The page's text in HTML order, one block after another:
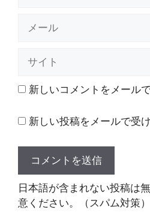
ト 新しいコメントをメール
新しい投稿をメールで受
日本語が含まれない投稿は
意ください。（スパム対策）